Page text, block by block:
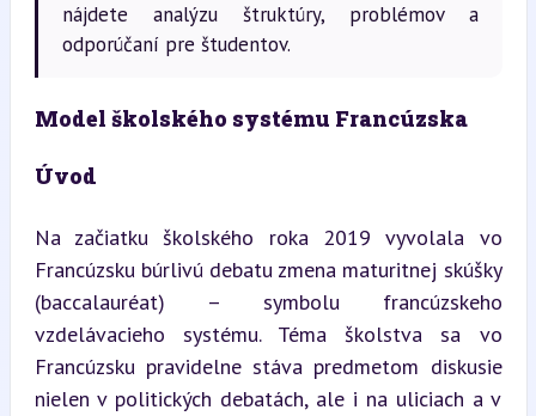
nájdete analýzu štruktúry, problémov a
odporúčaní pre študentov.
Model školského systému Francúzska
Úvod
Na začiatku školského roka 2019 vyvolala vo
Francúzsku búrlivú debatu zmena maturitnej skúšky
(baccalauréat) – symbolu francúzskeho
vzdelávacieho systému. Téma školstva sa vo
Francúzsku pravidelne stáva predmetom diskusie
nielen v politických debatách, ale i na uliciach a v